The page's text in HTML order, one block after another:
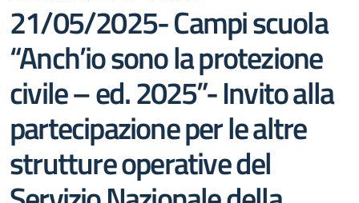
21/05/2025- Campi scuola
“Anch’io sono la protezione
civile – ed. 2025”- Invito alla
partecipazione per le altre
strutture operative del